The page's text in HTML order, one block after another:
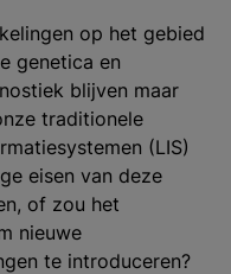
op het gebied
genetica en
blijven maar
traditionele
(LIS)
eisen van deze
of zou het
nieuwe
te introduceren?